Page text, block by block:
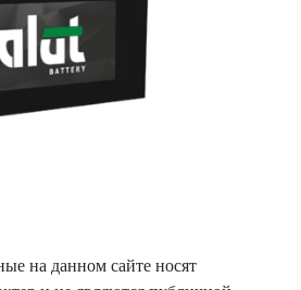
на данном сайте носят